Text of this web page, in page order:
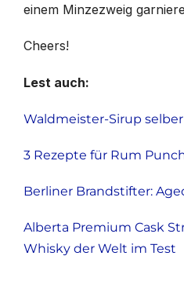
einem Minzezweig
Cheers!
Lest auch:
Waldmeister-Sirup
3 Rezepte für Rum
Berliner Brandstifter:
Alberta Premium Cask
Whisky der Welt im Test